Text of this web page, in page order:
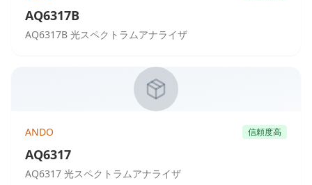
AQ6317B
AQ6317B 光スペクトラムアナライザ
ANDO 信頼度高
AQ6317
AQ6317 光スペクトラムアナライザ